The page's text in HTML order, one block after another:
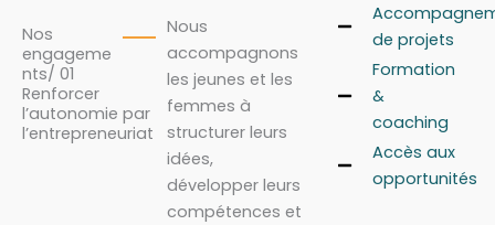
Nos
engageme
nts/ 01
Renforcer
l’autonomie par
l’entrepreneuriat
Nous
accompagnons
les jeunes et les
femmes à
structurer leurs
idées,
développer leurs
compétences et
de projets
Formation
&
coaching
Accès aux
opportunités